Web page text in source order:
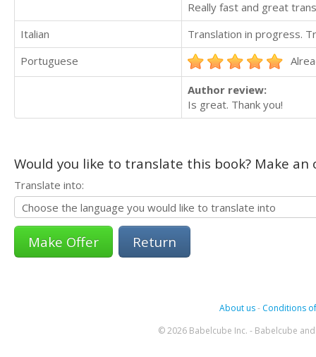
Really fast and great
Italian
Translation in progress.
Portuguese
Author review:
Is great. Thank you!
Would you like to translate this book? Make
Translate into:
Return
About us- Conditions
© 2026 Babelcube Inc. - Babelcube